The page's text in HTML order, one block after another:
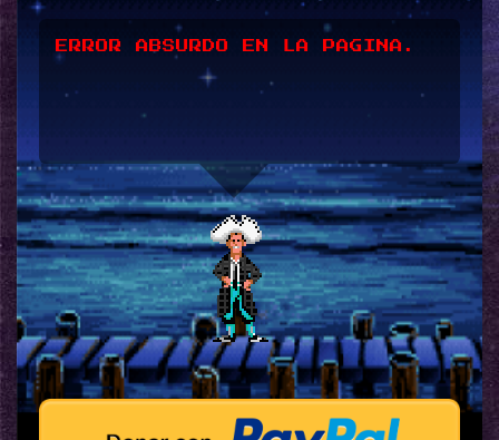
ERROR ABSURDO EN LA PAGINA.